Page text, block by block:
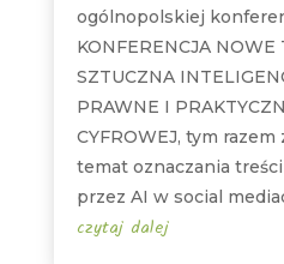
ogólnopolskiej
KONFERENCJA NOWE
SZTUCZNA
PRAWNE I
CYFROWEJ, tym
temat oznaczania
przez AI w social
czytaj dalej